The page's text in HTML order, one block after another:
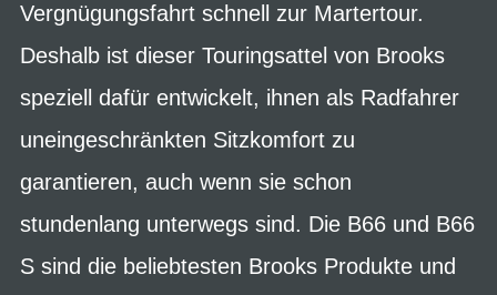
Vergnügungsfahrt schnell zur Martertour.
Deshalb ist dieser Touringsattel von Brooks
speziell dafür entwickelt, ihnen als Radfahrer
uneingeschränkten Sitzkomfort zu
garantieren, auch wenn sie schon
stundenlang unterwegs sind. Die B66 und B66
S sind die beliebtesten Brooks Produkte und